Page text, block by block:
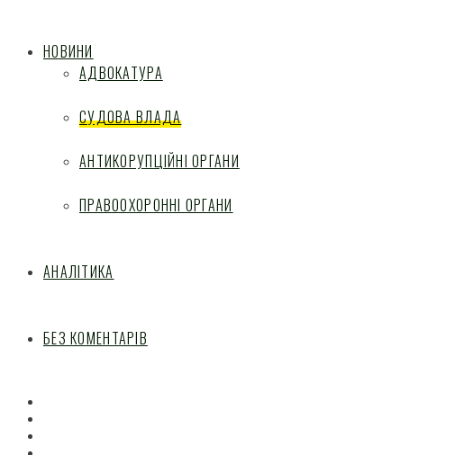
НОВИНИ
АДВОКАТУРА
СУДОВА ВЛАДА
АНТИКОРУПЦІЙНІ ОРГАНИ
ПРАВООХОРОННІ ОРГАНИ
АНАЛІТИКА
БЕЗ КОМЕНТАРІВ